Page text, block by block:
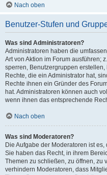
Nach oben
Benutzer-Stufen und
Was sind Administratoren?
Administratoren haben die
Art von Aktion im Forum ausführen;
sperren, Benutzergruppen
Rechte, die ein Administrator hat,
Rechte ihnen ein Gründer des
hat. Administratoren können auch
wenn ihnen das entsprechende
Nach oben
Was sind Moderatoren?
Die Aufgabe der Moderatoren ist
Sie haben das Recht, in ihrem
Themen zu schließen, zu öffnen, zu
verhindern Moderatoren, dass